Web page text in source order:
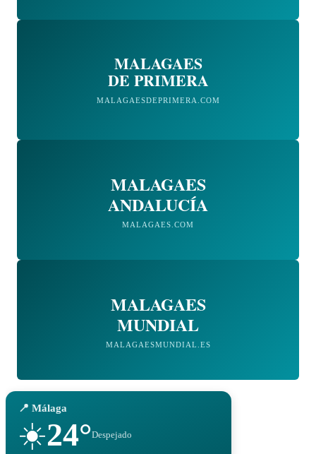
MALAGAES
DE PRIMERA
MALAGAESDEPRIMERA.COM
MALAGAES
ANDALUCÍA
MALAGAES.COM
MALAGAES
MUNDIAL
MALAGAESMUNDIAL.ES
📍 Málaga
☀️24°Despejado